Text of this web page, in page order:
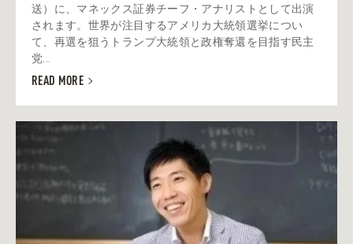
送）に、マネックス証券チーフ・アナリストとして出演
されます。世界が注目するアメリカ大統領選挙につい
て、再選を狙うトランプ大統領と政権奪還を目指す民主
党...
READ MORE